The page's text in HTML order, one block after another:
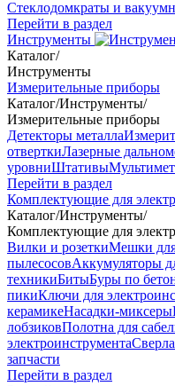
Стеклодомкраты и
Перейти в раздел
Инструменты
Каталог/
Инструменты
Измерительные приборы
Каталог/Инструменты/
Измерительные приборы
Детекторы металла
отверткиЛазерные
уровниШтативы
Перейти в раздел
Комплектующие для
Каталог/Инструменты/
Комплектующие для
Вилки и розеткиМешки
пылесосовАккумуляторы
техникиБитыБуры по
пикиКлючи для
керамикеНасадки-миксеры
лобзиковПолотна для
электроинструментаСверла
запчасти
Перейти в раздел